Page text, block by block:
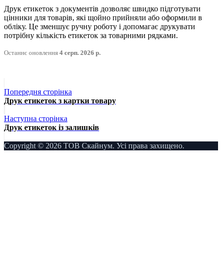
Друк етикеток з документів дозволяє швидко підготувати
цінники для товарів, які щойно прийняли або оформили в
обліку. Це зменшує ручну роботу і допомагає друкувати
потрібну кількість етикеток за товарними рядками.
Останнє оновлення 4 серп. 2026 р.
Попередня сторінка
Друк етикеток з картки товару
Наступна сторінка
Друк етикеток із залишків
Copyright © 2026 ТОВ Скайнум. Усі права захищено.